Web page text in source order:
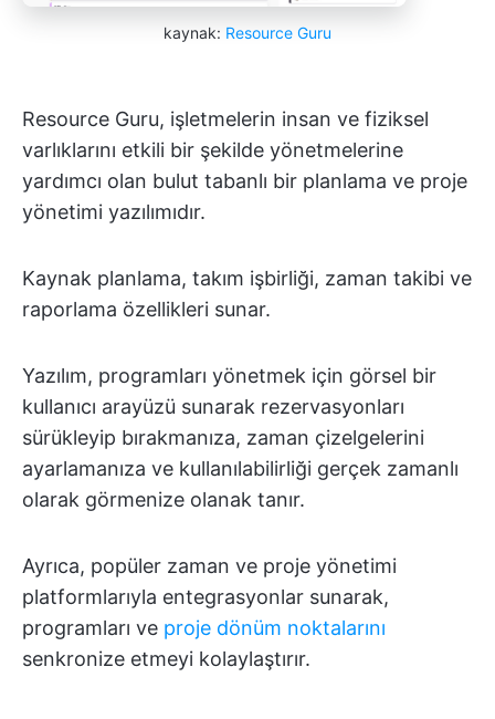
kaynak: Resource Guru
Resource Guru, işletmelerin insan ve fiziksel
varlıklarını etkili bir şekilde yönetmelerine
yardımcı olan bulut tabanlı bir planlama ve proje
yönetimi yazılımıdır.
Kaynak planlama, takım işbirliği, zaman takibi ve
raporlama özellikleri sunar.
Yazılım, programları yönetmek için görsel bir
kullanıcı arayüzü sunarak rezervasyonları
sürükleyip bırakmanıza, zaman çizelgelerini
ayarlamanıza ve kullanılabilirliği gerçek zamanlı
olarak görmenize olanak tanır.
Ayrıca, popüler zaman ve proje yönetimi
platformlarıyla entegrasyonlar sunarak,
programları ve proje dönüm noktalarını
senkronize etmeyi kolaylaştırır.